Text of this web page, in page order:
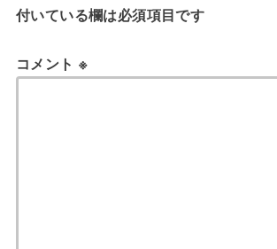
付いている欄は必須項目です
コメント ※